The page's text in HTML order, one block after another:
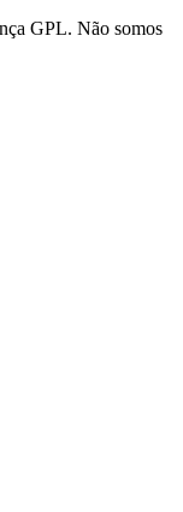
GPL. Não somos